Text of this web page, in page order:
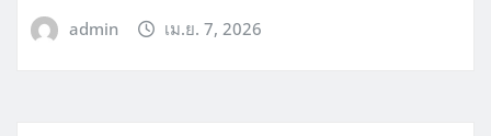
admin เม.ย. 7, 2026